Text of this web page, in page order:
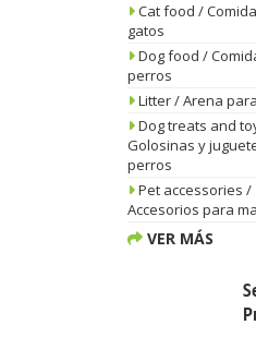
Cat food /
gatos
Dog food /
perros
Litter / Arena
Dog treats and
Golosinas y
perros
Pet accessories /
Accesorios para
VER MÁS